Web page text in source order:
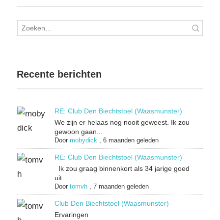
Recente berichten
RE: Club Den Biechtstoel (Waasmunster)
We zijn er helaas nog nooit geweest. Ik zou
gewoon gaan...
Door mobydick, 6 maanden geleden
RE: Club Den Biechtstoel (Waasmunster)
Ik zou graag binnenkort als 34 jarige goed
uit...
Door tomvh, 7 maanden geleden
Club Den Biechtstoel (Waasmunster)
Ervaringen